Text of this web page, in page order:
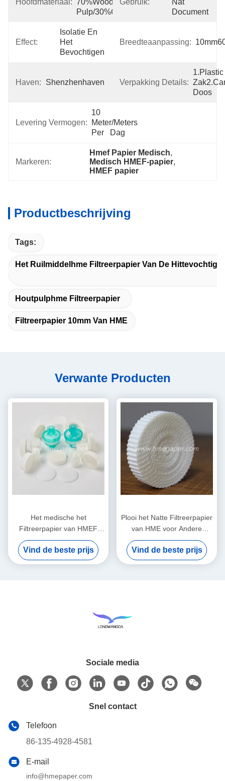
Hoofdmateriaal:
70%Wood
Pulp/30%Cotton
Gebruik:
Nat
Document
Effect:
Isolatie En
Het
Bevochtigen
Breedteaanpassing:
Haven: Shenzhenhaven Verpakking Details:
1.Plastic
Doos
Levering Vermogen:
10
Meter/Meters
Per   Dag
Markeren:
Hmef Papier Medisch,
Medisch HMEF-papier,
HMEF papier
Productbeschrijving
Tags:
Het Ruilmiddelhme Filtreerpapier Van De
Houtpulphme Filtreerpapier
Filtreerpapier 10mm Van HME
Verwante Producten
Het medische het
Filtreerpapier van HMEF
HME GolfFiltreerpapier van
de Ademhalingskring Filter
Vind de beste prijs
Plooi het Natte Filtreerpapier
van HME voor Andere
Medische Comsumables
Vind de beste prijs
Sociale media
Snel contact
Telefoon
86-135-4928-4581
E-mail
info@hmepaper.com